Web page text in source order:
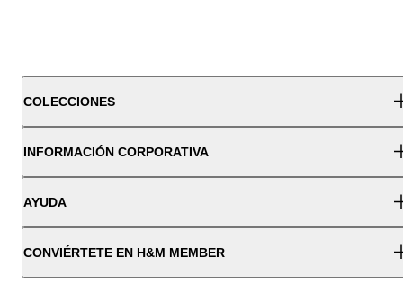
COLECCIONES
INFORMACIÓN CORPORATIVA
AYUDA
CONVIÉRTETE EN H&M MEMBER